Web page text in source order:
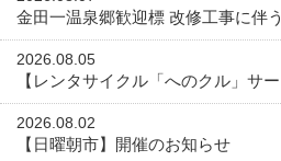
金田一温泉郷歓迎標 改修工事に伴
2026.08.05
【レンタサイクル「へのクル」サ
2026.08.02
【日曜朝市】開催のお知らせ